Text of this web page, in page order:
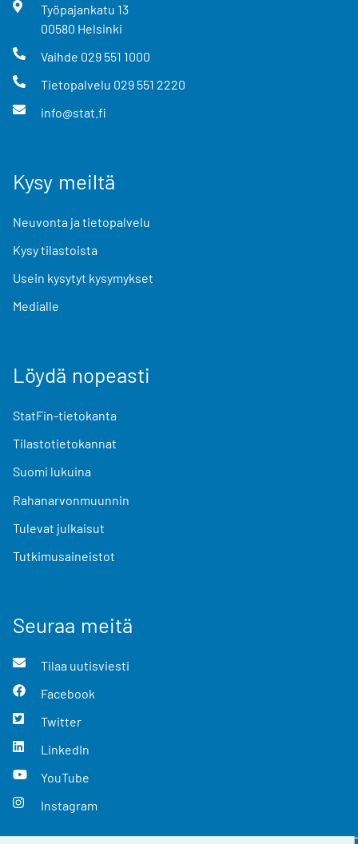
Työpajankatu 13
00580 Helsinki
Vaihde 029 551 1000
Tietopalvelu 029 551 2220
info@stat.fi
Kysy meiltä
Neuvonta ja tietopalvelu
Kysy tilastoista
Usein kysytyt kysymykset
Medialle
Löydä nopeasti
StatFin-tietokanta
Tilastotietokannat
Suomi lukuina
Rahanarvonmuunnin
Tulevat julkaisut
Tutkimusaineistot
Seuraa meitä
Tilaa uutisviesti
Facebook
Twitter
LinkedIn
YouTube
Instagram